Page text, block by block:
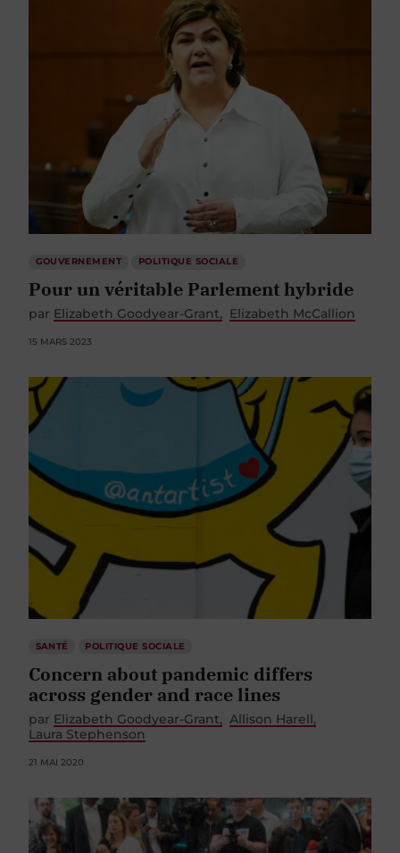
GOUVERNEMENT POLITIQUE SOCIALE
Pour un véritable Parlement hybride
par Elizabeth Goodyear-Grant Elizabeth McCallion
15 MARS 2023
SANTÉ POLITIQUE SOCIALE
Concern about pandemic differs
across gender and race lines
par Elizabeth Goodyear-Grant
Allison Harell
Laura Stephenson
21 MAI 2020